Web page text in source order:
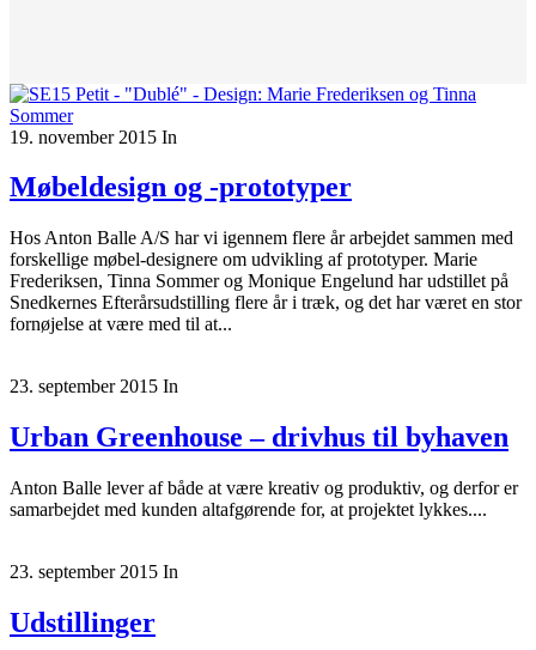
19. november 2015 In
Møbeldesign og -prototyper
Hos Anton Balle A/S har vi igennem flere år arbejdet sammen med
forskellige møbel-designere om udvikling af prototyper. Marie
Frederiksen, Tinna Sommer og Monique Engelund har udstillet på
Snedkernes Efterårsudstilling flere år i træk, og det har været en stor
fornøjelse at være med til at...
23. september 2015 In
Urban Greenhouse – drivhus til byhaven
Anton Balle lever af både at være kreativ og produktiv, og derfor er
samarbejdet med kunden altafgørende for, at projektet lykkes....
23. september 2015 In
Udstillinger